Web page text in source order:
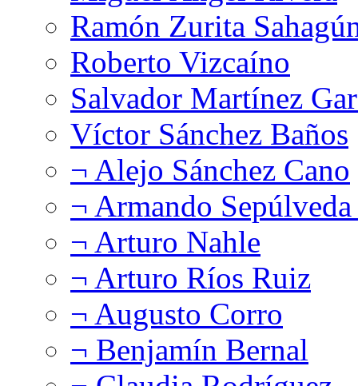
Ramón Zurita
Roberto Vizcaíno
Salvador Martínez
Víctor Sánchez Baños
¬ Alejo Sánchez Cano
¬ Armando
¬ Arturo Nahle
¬ Arturo Ríos Ruiz
¬ Augusto Corro
¬ Benjamín Bernal